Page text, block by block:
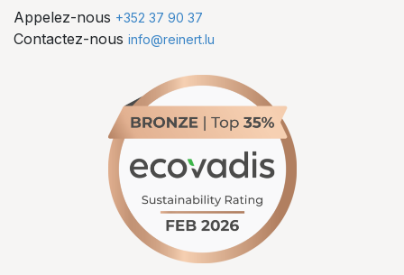
Appelez-nous +352 37 90 37
Contactez-nous info@reinert.lu